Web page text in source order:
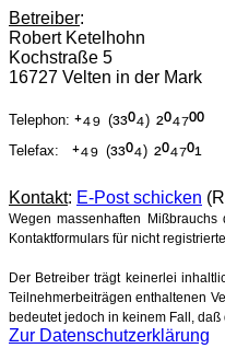
Betreiber:
Robert Ketelhohn
Kochstraße 5
16727 Velten in der Mark
Telephon: ⁺⁴⁹ (³³⁰⁴) ²⁰⁴⁷⁰⁰
Telefax: ⁺⁴⁹ (³³⁰⁴) ²⁰⁴⁷⁰¹
Kontakt: E-Post schicken
Wegen massenhaften
Kontaktformulars für nicht
Der Betreiber trägt keinerlei
Teilnehmerbeiträgen enthaltenen
bedeutet jedoch in keinem Fall,
Zur Datenschutzerklärung